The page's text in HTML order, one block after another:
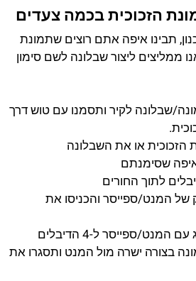
הזכוכית בכמה צעדים
תבינו איפה אתם רוצים שתמונת
ממליצים ליצור שבלונה לשם סימון
שבלונה לקיר ותסמנו עם טוש דרך
הזכוכית או את השבלונה
של המנט/ספייסר והכניסו את
ספייסר ל-4 הדיבלים
בצורה ישרה מול המנט ותסגרו את